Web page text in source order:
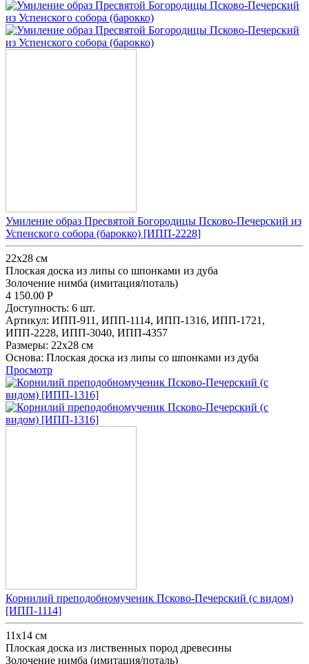
Умиление образ Пресвятой Богородицы Псково-Печерский из
Успенского собора (барокко) [ИПП-2228]
22х28 см
Плоская доска из липы со шпонками из дуба
Золочение нимба (имитация/поталь)
4 150.00 Р
Доступность: 6 шт.
Артикул: ИПП-911, ИПП-1114, ИПП-1316, ИПП-1721,
ИПП-2228, ИПП-3040, ИПП-4357
Размеры: 22х28 см
Основа: Плоская доска из липы со шпонками из дуба
Просмотр
Корнилий преподобномученик Псково-Печерский (с видом)
[ИПП-1114]
11х14 см
Плоская доска из лиственных пород древесины
Золочение нимба (имитация/поталь)